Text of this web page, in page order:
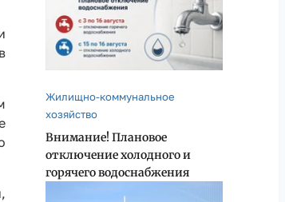
Жилищно-коммунальное
хозяйство
Внимание! Плановое
отключение холодного и
горячего водоснабжения